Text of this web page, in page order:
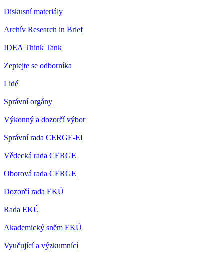
Diskusní materiály
Archív Research in Brief
IDEA Think Tank
Zeptejte se odborníka
Lidé
Správní orgány
Výkonný a dozorčí výbor
Správní rada CERGE-EI
Vědecká rada CERGE
Oborová rada CERGE
Dozorčí rada EKÚ
Rada EKÚ
Akademický sněm EKÚ
Vyučující a výzkumnící